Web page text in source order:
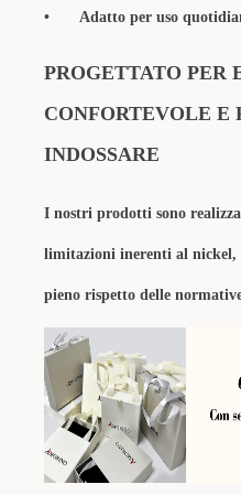
• Adatto per uso
PROGETTATO PER
CONFORTEVOLE E
INDOSSARE
I nostri prodotti sono
limitazioni inerenti al nickel,
pieno rispetto delle